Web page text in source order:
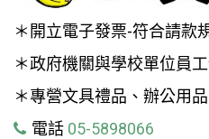
＊開立電子發票-符合請款
＊政府機關與學校單位員
＊專營文具禮品、辦公用
電話 05-5898066